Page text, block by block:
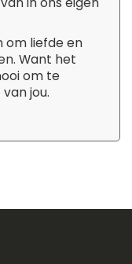
om liefde en
Want het
om te
jou.